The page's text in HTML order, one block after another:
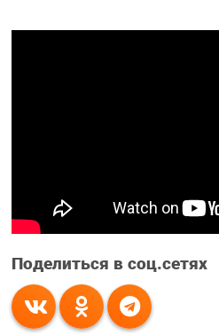
Поделиться в соц.сетях